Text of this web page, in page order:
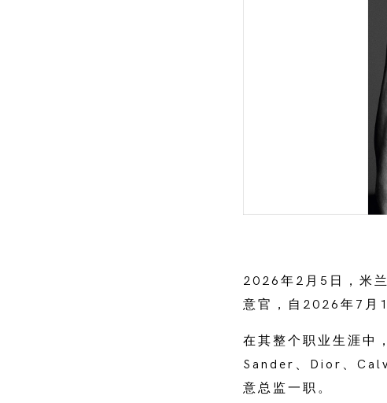
2026年2月5日，米
意官，自2026年7月
在其整个职业生涯
Sander、Dior、
意总监一职。